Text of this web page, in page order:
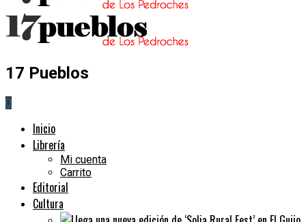
17 Pueblos
0
Inicio
Librería
Mi cuenta
Carrito
Editorial
Cultura